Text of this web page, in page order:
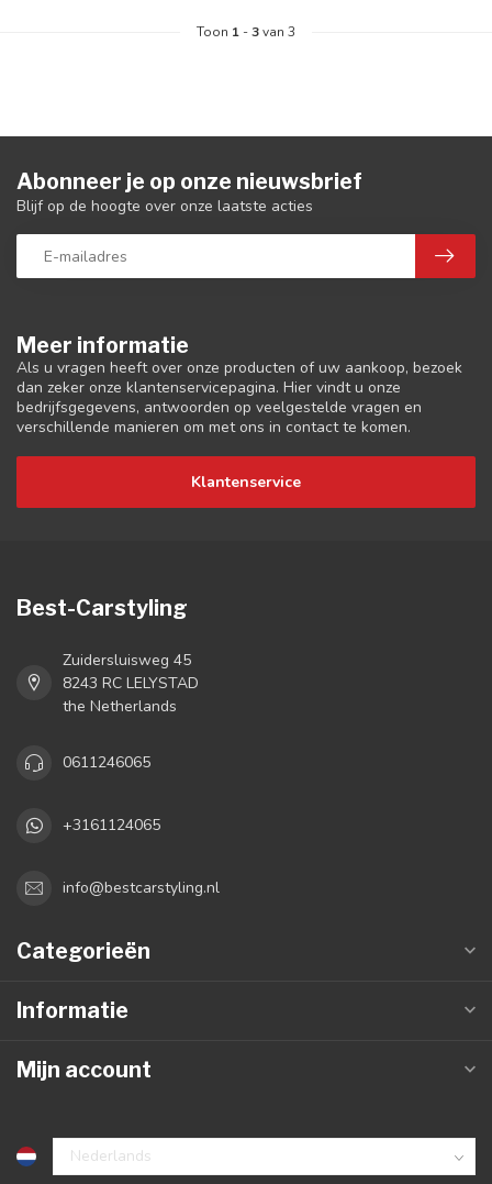
Toon 1 -3van 3
Meer informatie
Als u vragen heeft over onze producten of uw aankoop, bezoek
dan zeker onze klantenservicepagina. Hier vindt u onze
bedrijfsgegevens, antwoorden op veelgestelde vragen en
verschillende manieren om met ons in contact te komen.
Klantenservice
Abonneer je op onze nieuwsbrief
Blijf op de hoogte over onze laatste acties
Best-Carstyling
Zuidersluisweg 45
8243 RC LELYSTAD
the Netherlands
0611246065
+3161124065
info@bestcarstyling.nl
Categorieën
Informatie
Mijn account